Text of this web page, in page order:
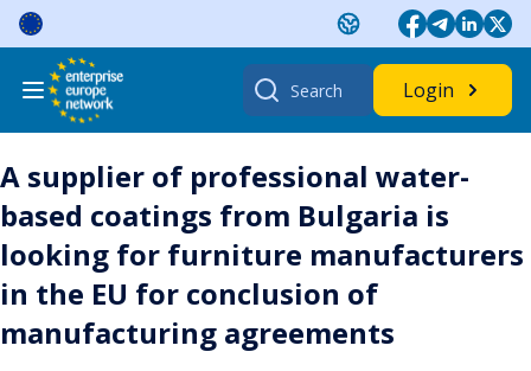
Skip
content
Search
for:
Login
A supplier of professional water-
based coatings from Bulgaria is
looking for furniture manufacturers
in the EU for conclusion of
manufacturing agreements